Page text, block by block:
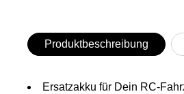
Produktbeschreibung
Ersatzakku für Dein RC-